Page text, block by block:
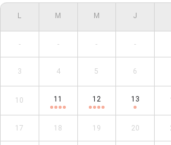
- - - -
3 4 5 6
10 11 12 13
17 18 19 20